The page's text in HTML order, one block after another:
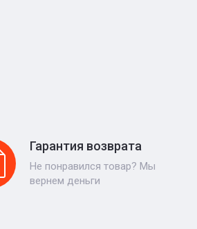
Гарантия возврата
Не понравился товар? Мы
вернем деньги